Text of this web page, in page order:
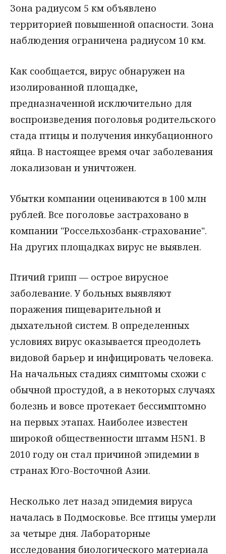
Зона радиусом 5 км объявлено
территорией повышенной опасности. Зона
наблюдения ограничена радиусом 10 км.
Как сообщается, вирус обнаружен на
изолированной площадке,
предназначенной исключительно для
воспроизведения поголовья родительского
стада птицы и получения инкубационного
яйца. В настоящее время очаг заболевания
локализован и уничтожен.
Убытки компании оцениваются в 100 млн
рублей. Все поголовье застраховано в
компании "Россельхозбанк-страхование".
На других площадках вирус не выявлен.
Птичий грипп — острое вирусное
заболевание. У больных выявляют
поражения пищеварительной и
дыхательной систем. В определенных
условиях вирус оказывается преодолеть
видовой барьер и инфицировать человека.
На начальных стадиях симптомы схожи с
обычной простудой, а в некоторых случаях
болезнь и вовсе протекает бессимптомно
на первых этапах. Наиболее известен
широкой общественности штамм H5N1. В
2010 году он стал причиной эпидемии в
странах Юго-Восточной Азии.
Несколько лет назад эпидемия вируса
началась в Подмосковье. Все птицы умерли
за четыре дня. Лабораторные
исследования биологического материала